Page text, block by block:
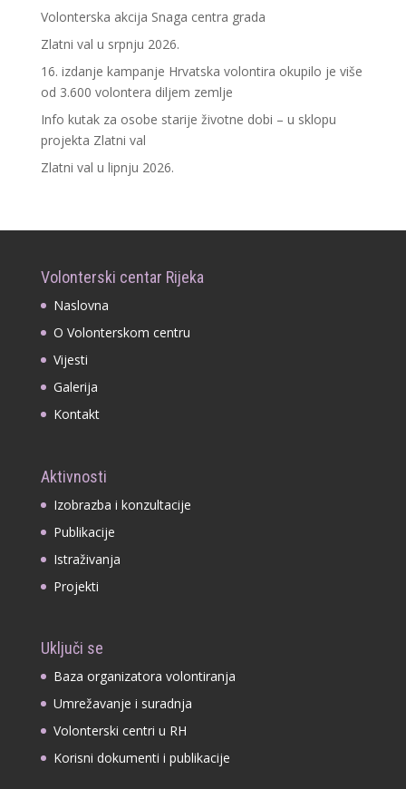
Volonterska akcija Snaga centra grada
Zlatni val u srpnju 2026.
16. izdanje kampanje Hrvatska volontira okupilo je više
od 3.600 volontera diljem zemlje
Info kutak za osobe starije životne dobi – u sklopu
projekta Zlatni val
Zlatni val u lipnju 2026.
Volonterski centar Rijeka
Naslovna
O Volonterskom centru
Vijesti
Galerija
Kontakt
Aktivnosti
Izobrazba i konzultacije
Publikacije
Istraživanja
Projekti
Uključi se
Baza organizatora volontiranja
Umrežavanje i suradnja
Volonterski centri u RH
Korisni dokumenti i publikacije